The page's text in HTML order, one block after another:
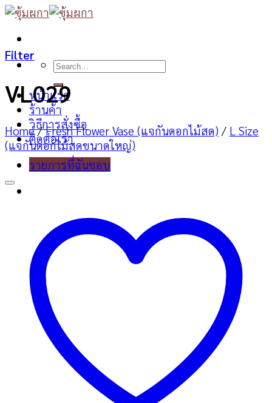
Skip
content
Search
หน้าแรก
ร้านค้า
วิธีการสั่งซื้อ
ติดต่อเรา
รายการที่ฉันชอบ
Filter
VL029
Home / Fresh Flower Vase (แจกันดอกไม้สด) / L Size
(แจกันดอกไม้สดขนาดใหญ่)